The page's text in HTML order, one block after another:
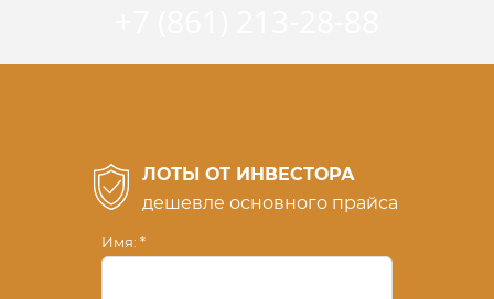
ЛОТЫ ОТ ИНВЕСТОРА
дешевле основного прайса
Имя: